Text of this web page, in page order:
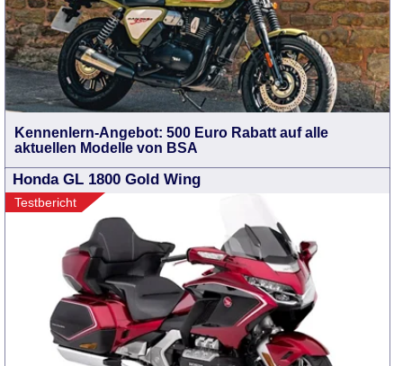
Kennenlern-Angebot: 500 Euro Rabatt auf alle
aktuellen Modelle von BSA
Honda GL 1800 Gold Wing
Testbericht